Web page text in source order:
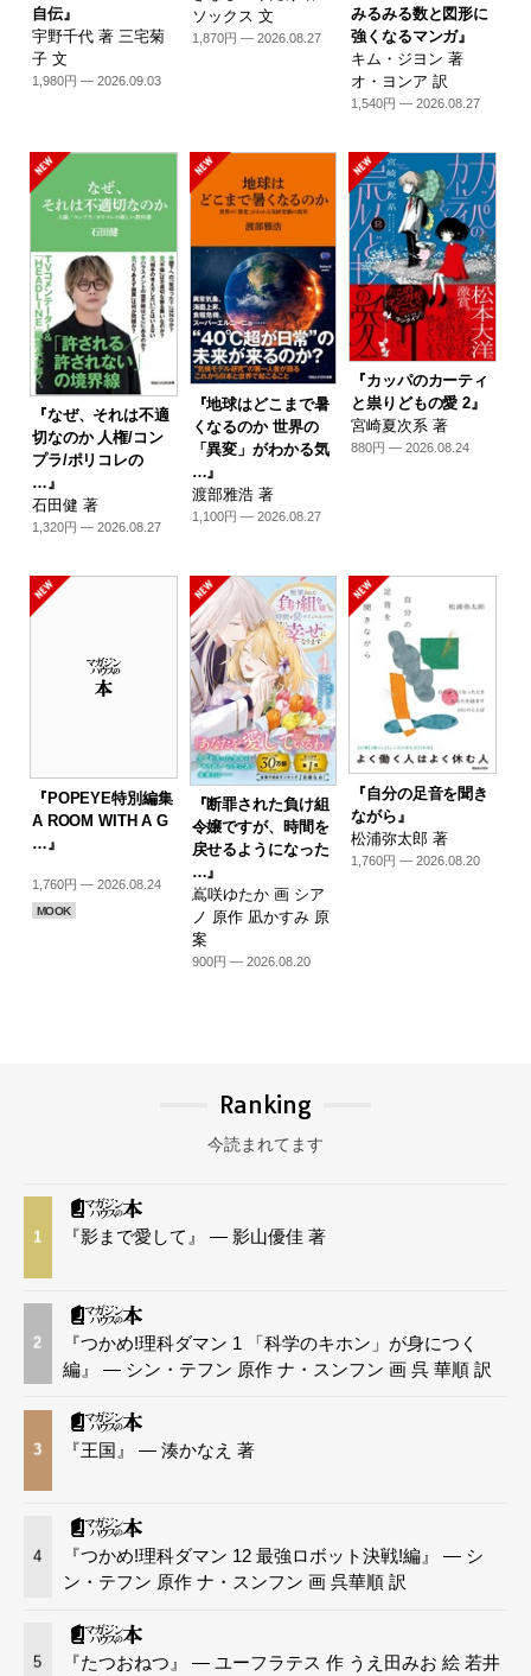
自伝』
宇野千代 著 三宅菊
子 文
1,980円 — 2026.09.03
ソックス 文
1,870円 — 2026.08.27
みるみる数と図形に
強くなるマンガ』
キム・ジヨン 著
オ・ヨンア 訳
1,540円 — 2026.08.27
『なぜ、それは不適
切なのか 人権/コン
プラ/ポリコレの
…』
石田健 著
1,320円 — 2026.08.27
『地球はどこまで暑
くなるのか 世界の
「異変」がわかる気
…』
渡部雅浩 著
1,100円 — 2026.08.27
『カッパのカーティ
と祟りどもの愛 2』
宮崎夏次系 著
880円 — 2026.08.24
『POPEYE特別編集
A ROOM WITH A G
…』
1,760円 — 2026.08.24
MOOK
『断罪された負け組
令嬢ですが、時間を
戻せるようになった
…』
嶌咲ゆたか 画 シア
ノ 原作 凪かすみ 原
案
900円 — 2026.08.20
『自分の足音を聞き
ながら』
松浦弥太郎 著
1,760円 — 2026.08.20
Ranking
今読まれてます
1 『影まで愛して』 — 影山優佳 著
2
『つかめ!理科ダマン 1 「科学のキホン」が身につく
編』 — シン・テフン 原作 ナ・スンフン 画 呉 華順 訳
3 『王国』 — 湊かなえ 著
4
『つかめ!理科ダマン 12 最強ロボット決戦!編』 — シ
ン・テフン 原作 ナ・スンフン 画 呉華順 訳
5
『たつおねつ』 — ユーフラテス 作 うえ田みお 絵 若井